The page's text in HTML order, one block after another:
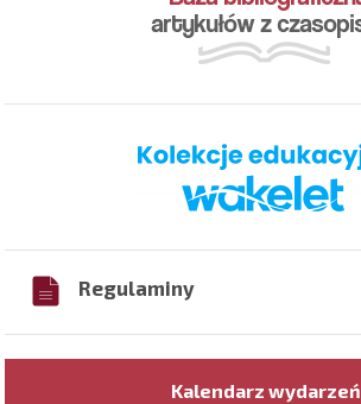
Regulaminy
Kalendarz wydarzeń